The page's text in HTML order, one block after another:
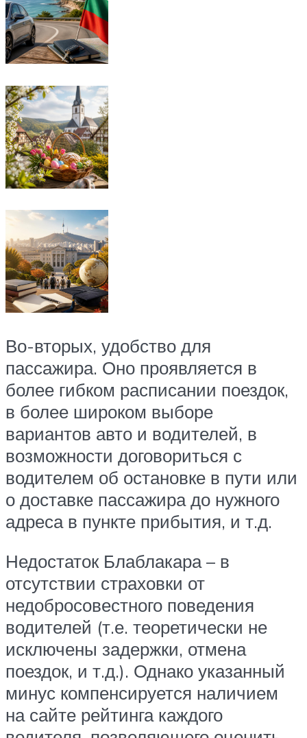
Во-вторых, удобство для
пассажира. Оно проявляется в
более гибком расписании поездок,
в более широком выборе
вариантов авто и водителей, в
возможности договориться с
водителем об остановке в пути или
о доставке пассажира до нужного
адреса в пункте прибытия, и т.д.
Недостаток Блаблакара – в
отсутствии страховки от
недобросовестного поведения
водителей (т.е. теоретически не
исключены задержки, отмена
поездок, и т.д.). Однако указанный
минус компенсируется наличием
на сайте рейтинга каждого